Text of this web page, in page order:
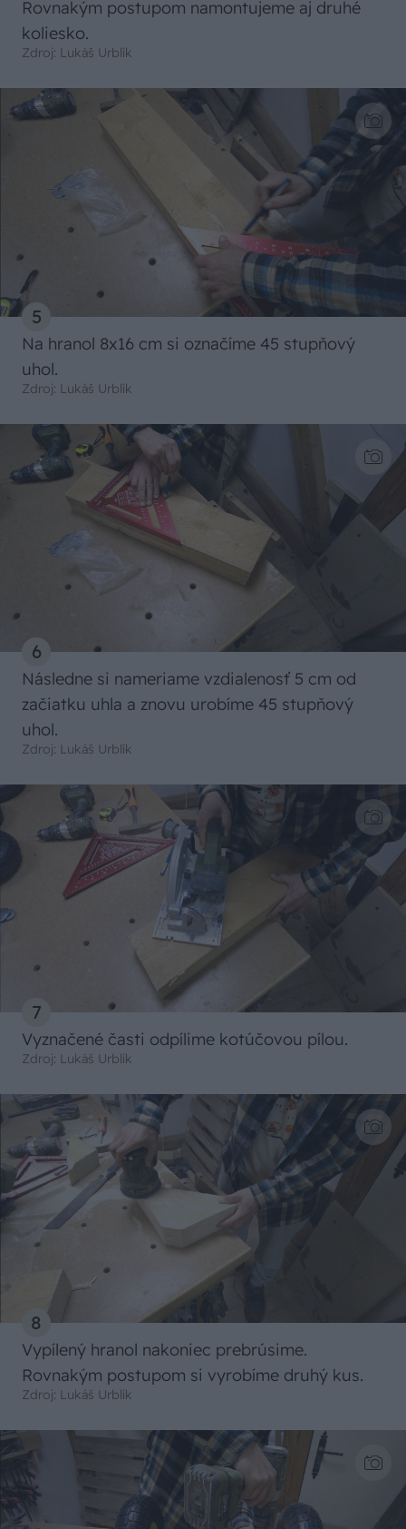
Rovnakým postupom namontujeme aj druhé
koliesko.
Zdroj: Lukáš Urblík
5
Na hranol 8x16 cm si označíme 45 stupňový
uhol.
Zdroj: Lukáš Urblík
6
Následne si nameriame vzdialenosť 5 cm od
začiatku uhla a znovu urobíme 45 stupňový
uhol.
Zdroj: Lukáš Urblík
7
Vyznačené časti odpílime kotúčovou pílou.
Zdroj: Lukáš Urblík
8
Vypílený hranol nakoniec prebrúsime.
Rovnakým postupom si vyrobíme druhý kus.
Zdroj: Lukáš Urblík